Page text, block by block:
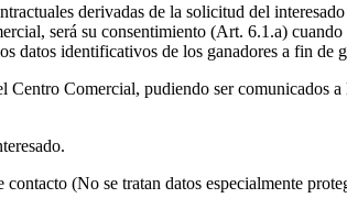
derivadas de la solicitud del
será su consentimiento (Art. 6.1.a)
datos identificativos de los ganadores a fin
Comercial, pudiendo ser comunicados
(No se tratan datos especialmente